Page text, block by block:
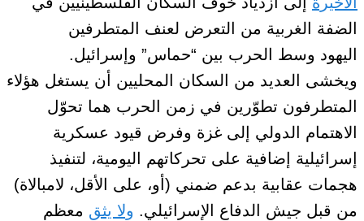
الضفة الغربية من التعرض لعنف المتطرفين
اليهود وسط الحرب بين “حماس” وإسرائيل.
ويخشى
العديد من السكان المحليين أن يستغل هؤلاء
المتطرفون تطوّرين في زمن الحرب هما تحوّل
الاهتمام الدولي إلى غزة وفرض قيود عسكرية
إسرائيلية إضافية على تحركاتهم اليومية، لتنفيذ
هجمات عقابية بدعم ضمني (أو، على الأقل، لامبالاة)
من قبل جيش الدفاع الإسرائيلي. ولا يثق معظم